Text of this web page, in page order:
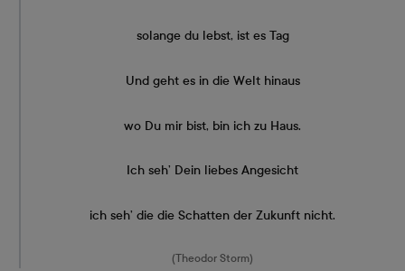
solange du lebst, ist es Tag
Und geht es in die Welt hinaus
wo Du mir bist, bin ich zu Haus.
Ich seh’ Dein liebes Angesicht
ich seh’ die die Schatten der Zukunft nicht.
(Theodor Storm)